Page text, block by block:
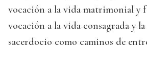
vocación a la vida matrimonial y
vocación a la vida consagrada y
sacerdocio como caminos de